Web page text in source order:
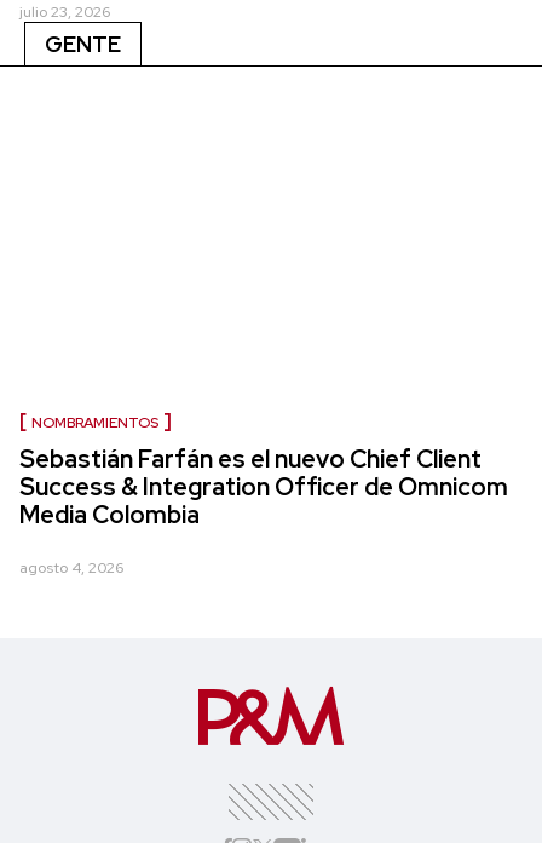
julio 23, 2026
GENTE
NOMBRAMIENTOS
Sebastián Farfán es el nuevo Chief Client
Success & Integration Officer de Omnicom
Media Colombia
agosto 4, 2026